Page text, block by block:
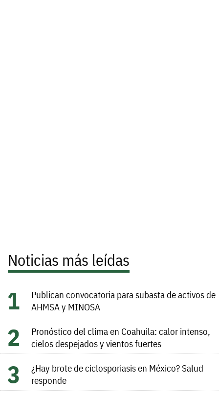
Noticias más leídas
Publican convocatoria para subasta de activos de
AHMSA y MINOSA
Pronóstico del clima en Coahuila: calor intenso,
cielos despejados y vientos fuertes
¿Hay brote de ciclosporiasis en México? Salud
responde